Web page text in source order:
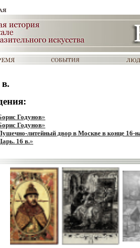
Годунов»
Годунов»
литейный двор в Москве в конце 16-
16 в.»